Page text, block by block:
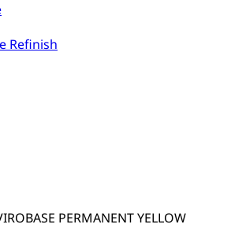
Refinish
PERMANENT YELLOW